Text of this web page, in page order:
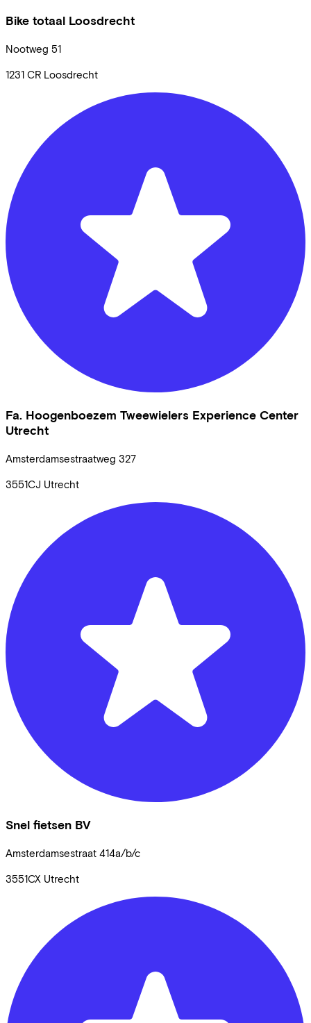
Bike totaal Loosdrecht
Nootweg 51
1231 CR Loosdrecht
Fa. Hoogenboezem Tweewielers Experience Center
Utrecht
Amsterdamsestraatweg 327
3551CJ Utrecht
Snel fietsen BV
Amsterdamsestraat 414a/b/c
3551CX Utrecht